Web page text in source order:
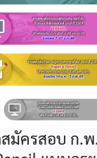
มัครสอบ ก.